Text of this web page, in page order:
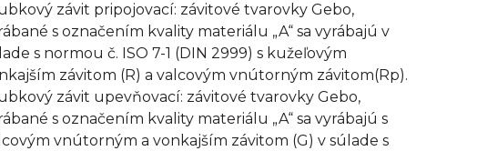
závit pripojovací: závitové tvarovky Gebo,
s označením kvality materiálu „A“ sa vyrábajú v
s normou č. ISO 7-1 (DIN 2999) s kužeľovým
závitom (R) a valcovým vnútorným závitom(Rp).
závit upevňovací: závitové tvarovky Gebo,
s označením kvality materiálu „A“ sa vyrábajú s
vnútorným a vonkajším závitom (G) v súlade s